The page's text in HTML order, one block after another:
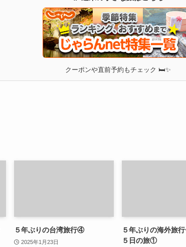
クーポンや直前予約もチェック 🛏✨
５年ぶりの台湾旅行④
2025年1月23日
５年ぶりの海外旅
５日の旅①